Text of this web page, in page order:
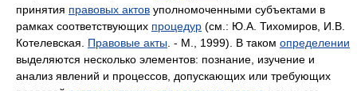
принятия правовых актов уполномоченными субъектами в
рамках соответствующих процедур (см.: Ю.А. Тихомиров, И.В.
Котелевская. Правовые акты . - М., 1999). В таком определении
выделяются несколько элементов: познание, изучение и
анализ явлений и процессов, допускающих или требующих